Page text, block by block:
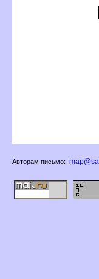
Авторам письмо: